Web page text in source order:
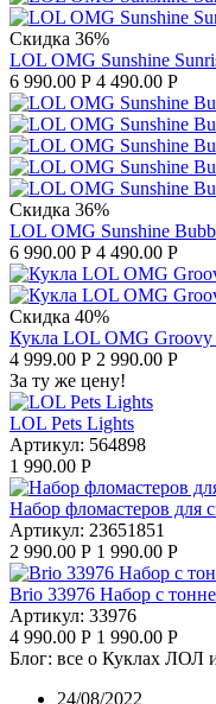
Скидка 36%
LOL OMG Sunshine
6 990.00 Р 4 490.00 Р
Скидка 36%
LOL OMG Sunshine
6 990.00 Р 4 490.00 Р
Скидка 40%
Кукла LOL OMG
4 999.00 Р 2 990.00 Р
За ту же цену!
LOL Pets Lights
Артикул: 564898
1 990.00 Р
Набор фломастеров для
Артикул: 23651851
2 990.00 Р 1 990.00 Р
Brio 33976 Набор с
Артикул: 33976
4 990.00 Р 1 990.00 Р
Блог: все о Куклах ЛОЛ
24/08/2022